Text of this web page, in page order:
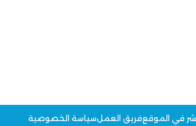
في الموقعفريق العملسياسة الخصوصية